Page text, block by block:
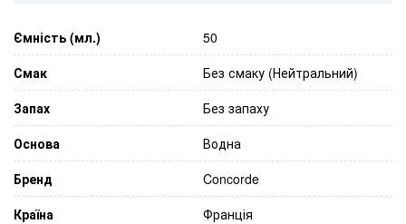
Ємність (мл.)
50
Смак
Без смаку (Нейтральний)
Запах
Без запаху
Основа
Водна
Бренд
Concorde
Країна
Франція